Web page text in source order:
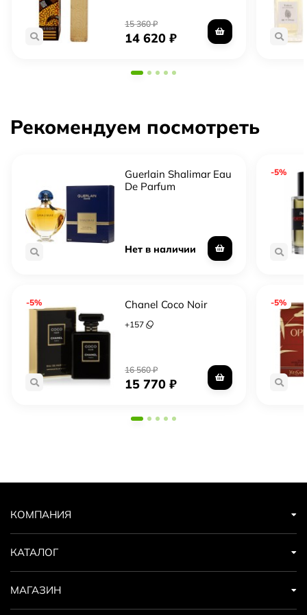
заводской упаковке
15 360₽
14 620₽
Рекомендуем посмотреть
Guerlain Shalimar Eau
De Parfum
Нет в наличии
-5% Chanel Coco Noir
+157
16 560₽
15 770₽
-5%
-5%
КОМПАНИЯ
КАТАЛОГ
МАГАЗИН